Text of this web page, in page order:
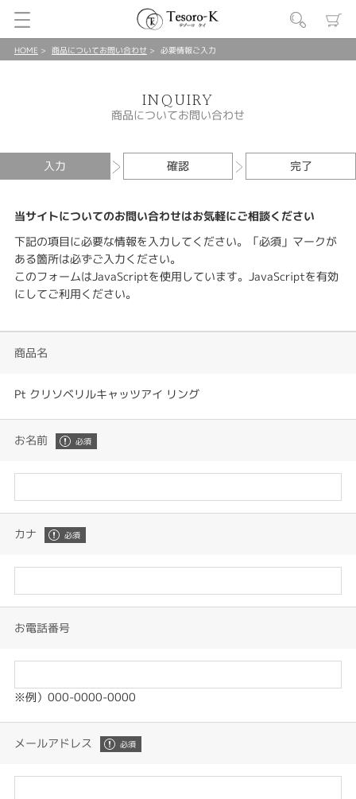
HOME 商品についてお問い合わせ 必要情報ご入力
INQUIRY
商品についてお問い合わせ
入力 確認 完了
当サイトについてのお問い合わせはお気軽にご相談ください
下記の項目に必要な情報を入力してください。「必須」マークが
ある箇所は必ずご入力ください。
このフォームはJavaScriptを使用しています。JavaScriptを有効
にしてご利用ください。
商品名
Pt クリソベリルキャッツアイ リング
お名前
カナ
お電話番号
※例）000-0000-0000
メールアドレス